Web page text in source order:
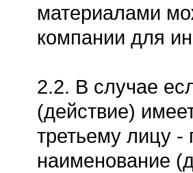
материалами
компании для
2.2. В случае
(действие)
третьему лицу
наименование